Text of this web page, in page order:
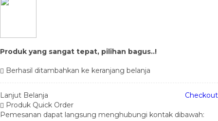
Produk yang sangat tepat, pilihan bagus..!
Berhasil ditambahkan ke keranjang belanja
Lanjut Belanja
Checkout
Produk Quick Order
Pemesanan dapat langsung menghubungi kontak dibawah: